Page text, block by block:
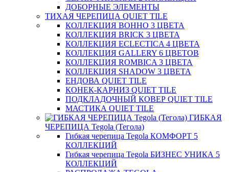
ДОБОРНЫЕ ЭЛЕМЕНТЫ
ТИХАЯ ЧЕРЕПИЦА QUIET TILE
КОЛЛЕКЦИЯ BOHHO 3 ЦВЕТА
КОЛЛЕКЦИЯ BRICK 3 ЦВЕТА
КОЛЛЕКЦИЯ ECLECTICA 4 ЦВЕТА
КОЛЛЕКЦИЯ GALLERY 6 ЦВЕТОВ
КОЛЛЕКЦИЯ ROMBICA 3 ЦВЕТА
КОЛЛЕКЦИЯ SHADOW 3 ЦВЕТА
ЕНДОВА QUIET TILE
КОНЕК-КАРНИЗ QUIET TILE
ПОДКЛАДОЧНЫЙ КОВЕР QUIET TILE
МАСТИКА QUIET TILE
ГИБКАЯ
ЧЕРЕПИЦА Tegola (Тегола)
Гибкая черепица Tegola КОМФОРТ 5
КОЛЛЕКЦИЙ
Гибкая черепица Tegola БИЗНЕС УНИКА 5
КОЛЛЕКЦИЙ